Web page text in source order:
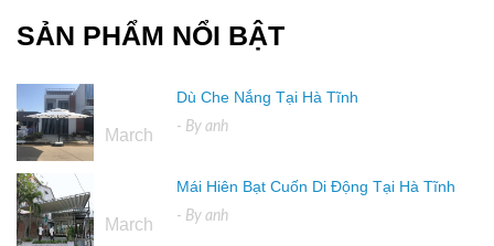
SẢN PHẨM NỔI BẬT
March
Dù Che Nắng Tại Hà Tĩnh
- By anh
March
Mái Hiên Bạt Cuốn Di Động Tại Hà Tĩnh
- By anh